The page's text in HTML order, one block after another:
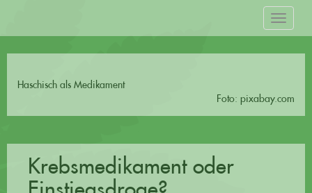
Haschisch als Medikament
Foto: pixabay.com
Krebsmedikament oder